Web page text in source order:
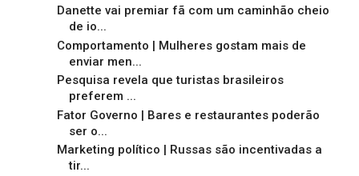
Danette vai premiar fã com um caminhão cheio
de io...
Comportamento | Mulheres gostam mais de
enviar men...
Pesquisa revela que turistas brasileiros
preferem ...
Fator Governo | Bares e restaurantes poderão
ser o...
Marketing político | Russas são incentivadas a
tir...